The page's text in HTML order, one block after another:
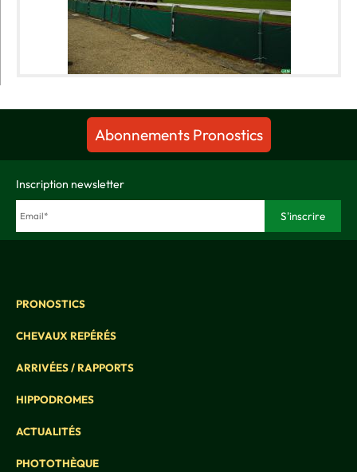
Abonnements Pronostics
Inscription newsletter
PRONOSTICS
CHEVAUX REPÉRÉS
ARRIVÉES / RAPPORTS
HIPPODROMES
ACTUALITÉS
PHOTOTHÈQUE